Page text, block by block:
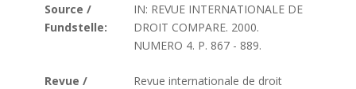
Source /
Fundstelle:
IN: REVUE INTERNATIONALE DE
DROIT COMPARE. 2000.
NUMERO 4. P. 867 - 889.
Revue /
Revue internationale de droit